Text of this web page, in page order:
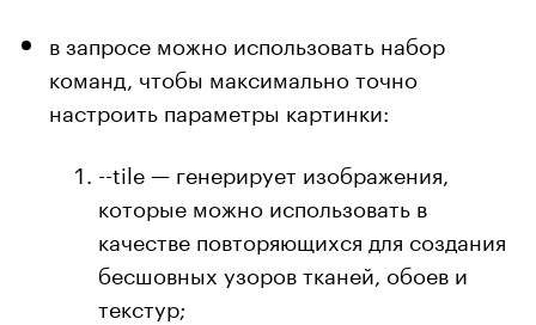
в запросе можно использовать набор
команд, чтобы максимально точно
настроить параметры картинки:
--tile — генерирует изображения,
которые можно использовать в
качестве повторяющихся для создания
бесшовных узоров тканей, обоев и
текстур;